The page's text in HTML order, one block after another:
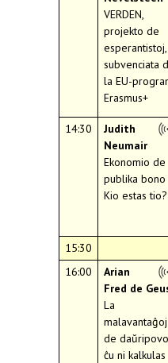
VERDEN,
projekto de
esperantistoj,
subvenciata
la EU-
Erasmus+
14:30
Judith
Neumair
Ekonomio de
publika bono
Kio estas tio?
15:30
16:00
Arian
Fred de
La
malavantaĝoj
de
ĉu ni kalkulas